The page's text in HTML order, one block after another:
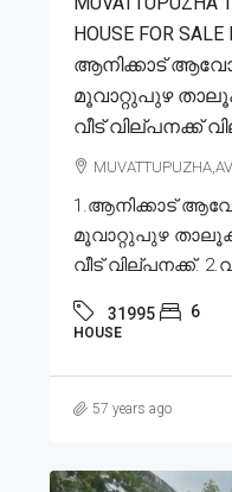
HOUSE FOR
ആനിക്കാട്
മൂവാറ്റുപുഴ
വീട് വില്പനക്ക്
1.ആനിക്കാട്
മൂവാറ്റുപുഴ താലൂക്ക്
വീട് വില്പനക്ക്.
31995 6
HOUSE
57 years ago